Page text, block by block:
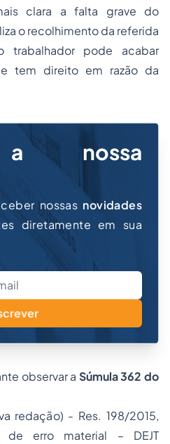
clara a falta grave do
o recolhimento da referida
trabalhador pode acabar
tem direito em razão da
a nossa
nossas novidades
diretamente em sua
observar a Súmula 362 do
redação) - Res. 198/2015,
de erro material – DEJT